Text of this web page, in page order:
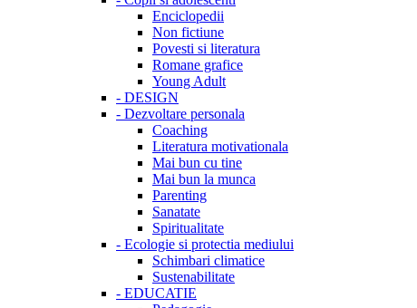
Enciclopedii
Non fictiune
Povesti si literatura
Romane grafice
Young Adult
- DESIGN
- Dezvoltare personala
Coaching
Literatura motivationala
Mai bun cu tine
Mai bun la munca
Parenting
Sanatate
Spiritualitate
- Ecologie si protectia mediului
Schimbari climatice
Sustenabilitate
- EDUCATIE